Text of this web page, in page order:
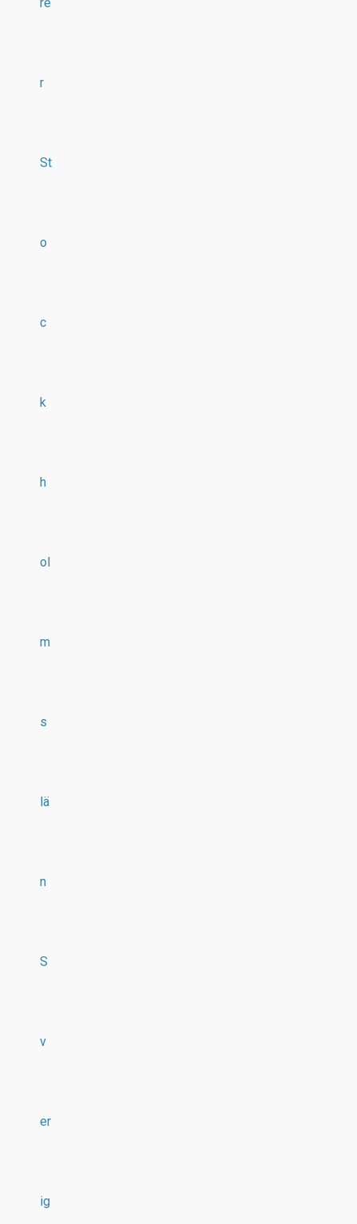
r
St
o
c
k
h
ol
m
s
lä
n
S
v
er
ig